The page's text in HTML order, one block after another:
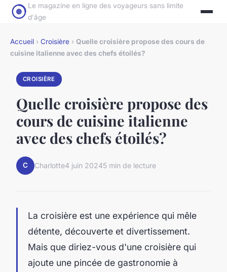
Le magazine en ligne des voyageurs sans limite
d'âge
Accueil › Croisière › Quelle croisière propose des cours de
cuisine italienne avec des chefs étoilés?
CROISIÈRE
Quelle croisière propose des
cours de cuisine italienne
avec des chefs étoilés?
C Charlotte4 juin 20245 min de lecture
La croisière est une expérience qui mêle
détente, découverte et divertissement.
Mais que diriez-vous d'une croisière qui
ajoute une pincée de gastronomie à